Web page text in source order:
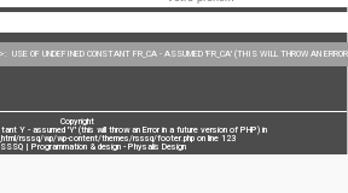
Copyright
Y - assumed 'Y' (this will throw an Error in a future version of PHP) in
rsssq/wp/wp-content/themes/rsssq/footer.php on line 123
| Programmation & design - Physalis Design